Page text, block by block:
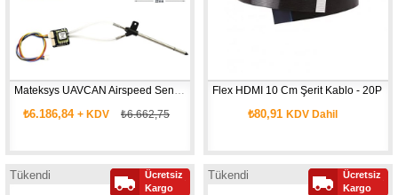
Mateksys UAVCAN Airspeed Sensör ASPD-DLVR
₺6.186,84+ KDV ₺6.662,75
Flex HDMI 10 Cm Şerit Kablo - 20P
₺80,91 KDV Dahil
Tükendi
Ücretsiz
Kargo
Tükendi
Ücretsiz
Kargo